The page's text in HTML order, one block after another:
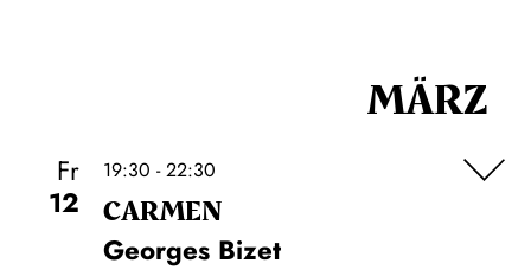
MÄRZ
Fr
12
19:30 - 22:30
CARMEN
Georges Bizet